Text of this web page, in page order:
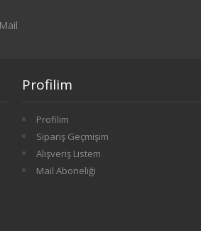
Profilim
Profilim
Sipariş Geçmişim
Alışveriş Listem
Mail Aboneliği